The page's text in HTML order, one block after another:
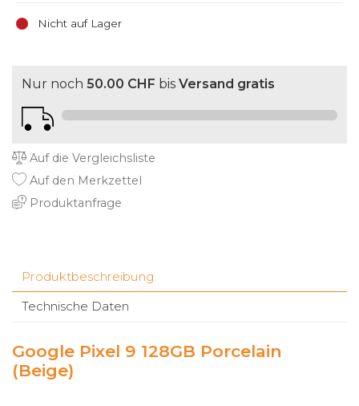
Nicht auf Lager
Nur noch 50.00 CHF bis Versand gratis
Auf die Vergleichsliste
Auf den Merkzettel
Produktanfrage
Produktbeschreibung
Technische Daten
Google Pixel 9 128GB Porcelain
(Beige)